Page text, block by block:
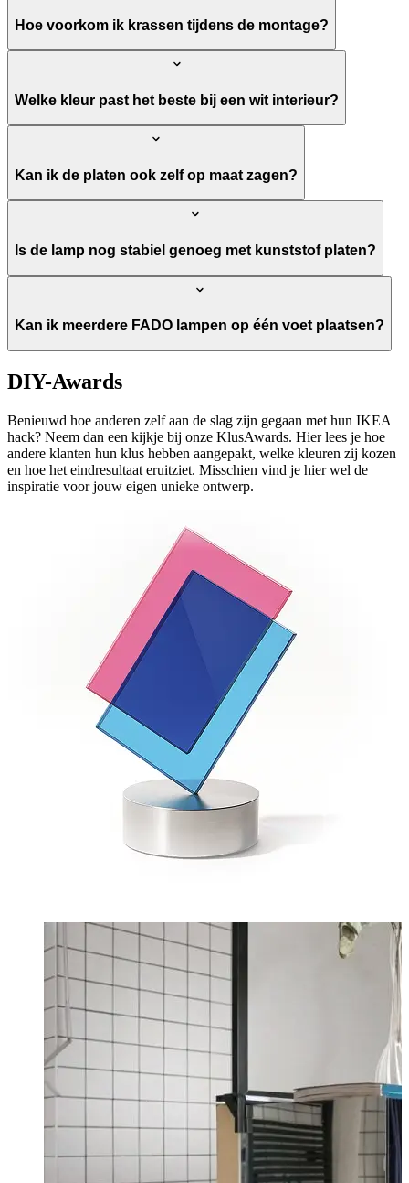
Hoe voorkom ik krassen tijdens de montage?
Welke kleur past het beste bij een wit interieur?
Kan ik de platen ook zelf op maat zagen?
Is de lamp nog stabiel genoeg met kunststof platen?
Kan ik meerdere FADO lampen op één voet plaatsen?
DIY-Awards
Benieuwd hoe anderen zelf aan de slag zijn gegaan met hun IKEA
hack? Neem dan een kijkje bij onze KlusAwards. Hier lees je hoe
andere klanten hun klus hebben aangepakt, welke kleuren zij kozen
en hoe het eindresultaat eruitziet. Misschien vind je hier wel de
inspiratie voor jouw eigen unieke ontwerp.